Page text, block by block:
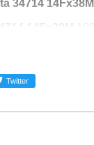
34714 14Fx38M
Twitter